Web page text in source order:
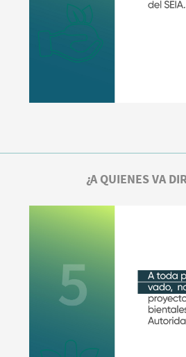
¿A QUIENES VA